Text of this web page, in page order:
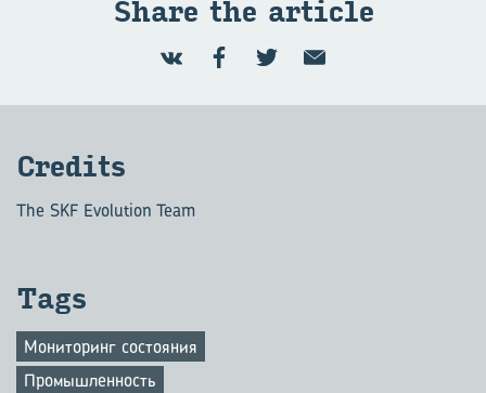
Share the article
Credits
The SKF Evolution Team
Tags
Мониторинг состояния
Промышленность